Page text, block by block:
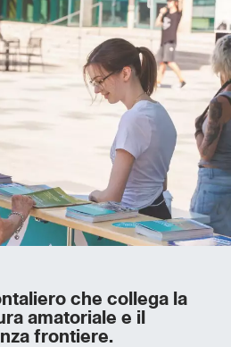
che collega la
amatoriale e il
frontiere.